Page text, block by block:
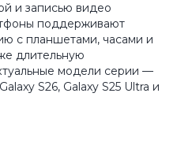
и записью видео
поддерживают
с планшетами, часами и
длительную
модели серии —
S26, Galaxy S25 Ultra и